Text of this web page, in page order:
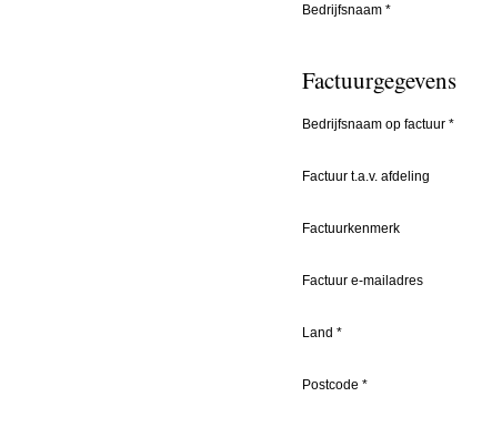
Bedrijfsnaam *
Factuurgegevens
Bedrijfsnaam op factuur *
Factuur t.a.v. afdeling
Factuurkenmerk
Factuur e-mailadres
Land *
Postcode *